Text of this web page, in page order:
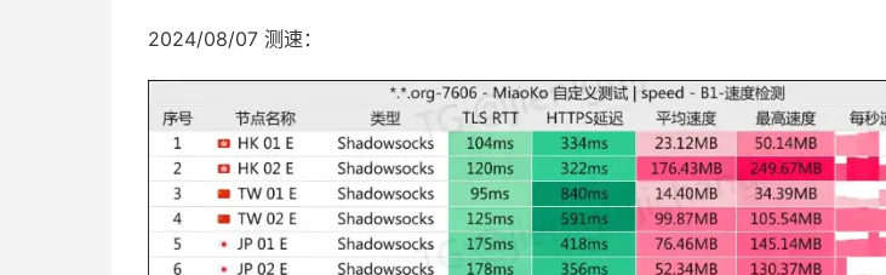
2024/08/07 测速：